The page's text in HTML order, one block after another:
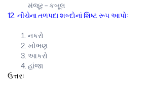
મંજૂર – કબૂલ
12. નીચેના તળપદા શબ્દોનાં શિષ્ટ રૂપ આપોઃ
નકરો
ખોભણ
આકરો
હાંજા
ઉત્તરઃ